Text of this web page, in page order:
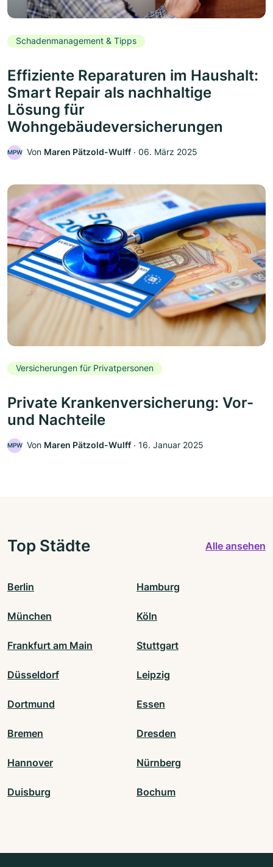
Schadenmanagement & Tipps
Effiziente Reparaturen im Haushalt:
Smart Repair als nachhaltige
Lösung für
Wohngebäudeversicherungen
MPW Von Maren Pätzold-Wulff ‧ 06. März 2025
Versicherungen für Privatpersonen
Private Krankenversicherung: Vor-
und Nachteile
MPW Von Maren Pätzold-Wulff ‧ 16. Januar 2025
Top Städte Alle ansehen
Berlin Hamburg
München Köln
Frankfurt am Main Stuttgart
Düsseldorf Leipzig
Dortmund Essen
Bremen Dresden
Hannover Nürnberg
Duisburg Bochum